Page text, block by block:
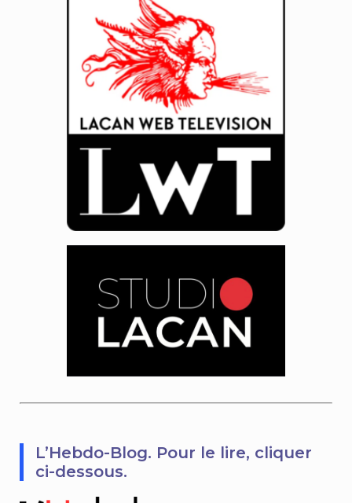
L’Hebdo-Blog. Pour le lire, cliquer
ci-dessous.